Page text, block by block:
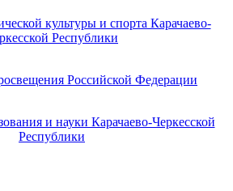
культуры и спорта Карачаево-
Республики
Российской Федерации
и науки Карачаево-Черкесской
Республики